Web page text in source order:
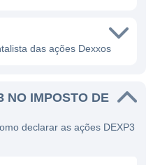
ferramentas
e análise de
contribui para a
ambiental associado
é extremamente
das ações Dexxos
NO IMPOSTO DE
declarar as ações DEXP3